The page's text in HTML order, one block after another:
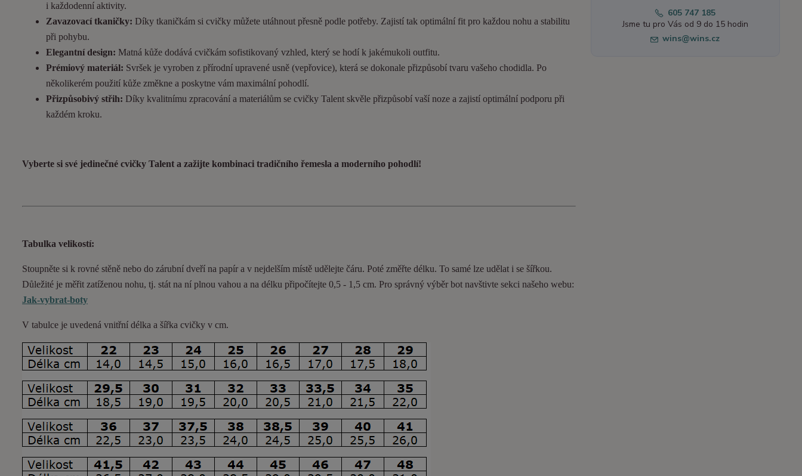
i každodenní aktivity.
Zavazovací tkaničky: Díky tkaničkám si cvičky můžete utáhnout přesně podle potřeby. Zajistí tak optimální fit pro každou nohu a stabilitu
při pohybu.
Elegantní design: Matná kůže dodává cvičkám sofistikovaný vzhled, který se hodí k jakémukoli outfitu.
Prémiový materiál: Svršek je vyroben z přírodní upravené usně (vepřovice), která se dokonale přizpůsobí tvaru vašeho chodidla. Po
několikerém použití kůže změkne a poskytne vám maximální pohodlí.
Přizpůsobivý střih: Díky kvalitnímu zpracování a materiálům se cvičky Talent skvěle přizpůsobí vaší noze a zajistí optimální podporu při
každém kroku.
Vyberte si své jedinečné cvičky Talent a zažijte kombinaci tradičního řemesla a moderního pohodlí!
Tabulka velikostí:
Stoupněte si k rovné stěně nebo do zárubní dveří na papír a v nejdelším místě udělejte čáru. Poté změřte délku. To samé lze udělat i se šířkou.
Důležité je měřit zatíženou nohu, tj. stát na ní plnou vahou a na délku připočítejte 0,5 - 1,5 cm. Pro správný výběr bot navštivte sekci našeho webu:
Jak-vybrat-boty
V tabulce je uvedená vnitřní délka a šířka cvičky v cm.
605 747 185
Jsme tu pro Vás od 9 do 15 hodin
wins@wins.cz